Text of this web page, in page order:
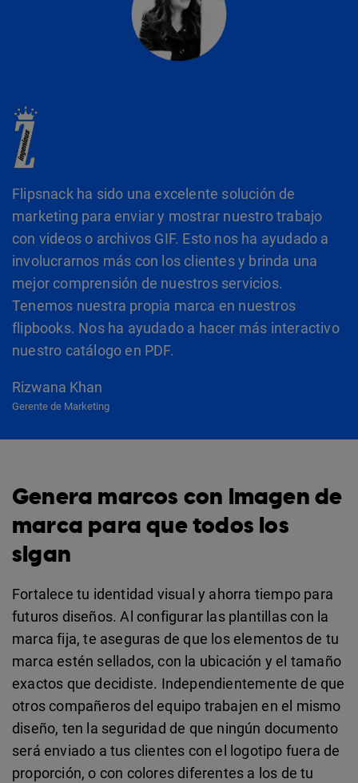
Flipsnack ha sido una excelente solución de
marketing para enviar y mostrar nuestro trabajo
con videos o archivos GIF. Esto nos ha ayudado a
involucrarnos más con los clientes y brinda una
mejor comprensión de nuestros servicios.
Tenemos nuestra propia marca en nuestros
flipbooks. Nos ha ayudado a hacer más interactivo
nuestro catálogo en PDF.
Rizwana Khan
Gerente de Marketing
Genera marcos con imagen de
marca para que todos los
sigan
Fortalece tu identidad visual y ahorra tiempo para
futuros diseños. Al configurar las plantillas con la
marca fija, te aseguras de que los elementos de tu
marca estén sellados, con la ubicación y el tamaño
exactos que decidiste. Independientemente de que
otros compañeros del equipo trabajen en el mismo
diseño, ten la seguridad de que ningún documento
será enviado a tus clientes con el logotipo fuera de
proporción, o con colores diferentes a los de tu